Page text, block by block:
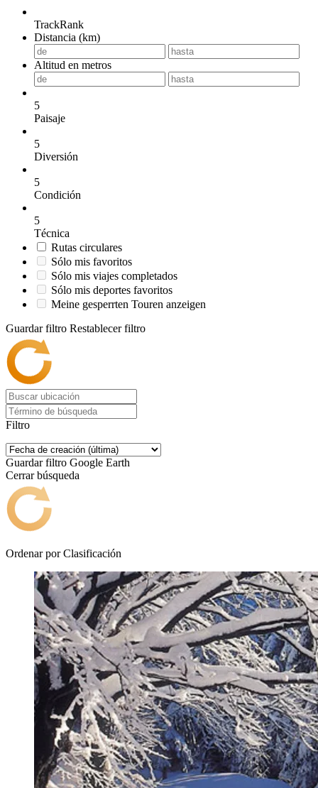
TrackRank
Distancia (km)
Altitud en metros
5
Paisaje
5
Diversión
5
Condición
5
Técnica
Rutas circulares
Sólo mis favoritos
Sólo mis viajes completados
Sólo mis deportes favoritos
Meine gesperrten Touren anzeigen
Guardar filtro Restablecer filtro
Filtro
Guardar filtro Google Earth
Cerrar búsqueda
Ordenar por Clasificación